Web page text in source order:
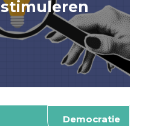
Democratie